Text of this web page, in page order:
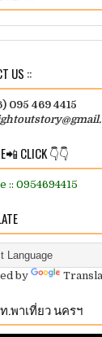
US ::
095 469 4415
CLICK 👇👇
:: 0954694415
by
.พาเที่ยว นครฯ